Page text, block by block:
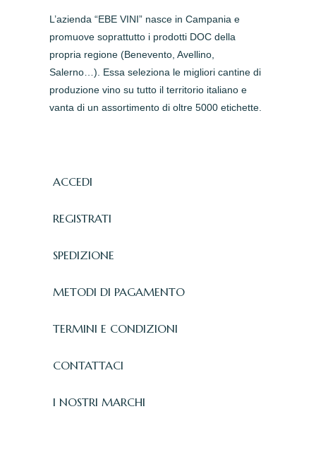
L’azienda “EBE VINI” nasce in Campania e
promuove soprattutto i prodotti DOC della
propria regione (Benevento, Avellino,
Salerno…). Essa seleziona le migliori cantine di
produzione vino su tutto il territorio italiano e
vanta di un assortimento di oltre 5000 etichette.
ACCEDI
REGISTRATI
SPEDIZIONE
METODI DI PAGAMENTO
TERMINI E CONDIZIONI
CONTATTACI
I NOSTRI MARCHI